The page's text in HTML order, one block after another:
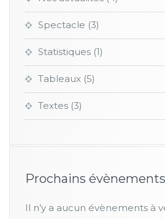
Spectacle (3)
Statistiques (1)
Tableaux (5)
Textes (3)
Prochains évènements
Il n’y a aucun évènements à